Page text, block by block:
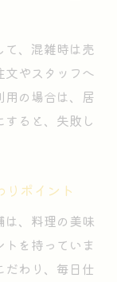
て、混雑時は売
文やスタッフへ
用の場合は、居
ると、失敗し
りポイント
は、料理の美味
を持っていま
だわり、毎日仕